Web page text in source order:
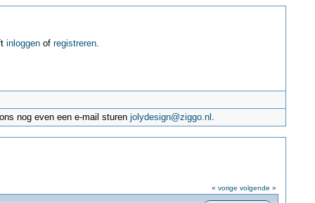
inloggenof registreren.
nog even een e-mail sturenjolydesign@ziggo.nl .
« vorige volgende »